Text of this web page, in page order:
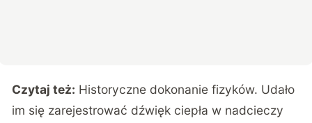
Czytaj też: Historyczne dokonanie fizyków. Udało
im się zarejestrować dźwięk ciepła w nadcieczy